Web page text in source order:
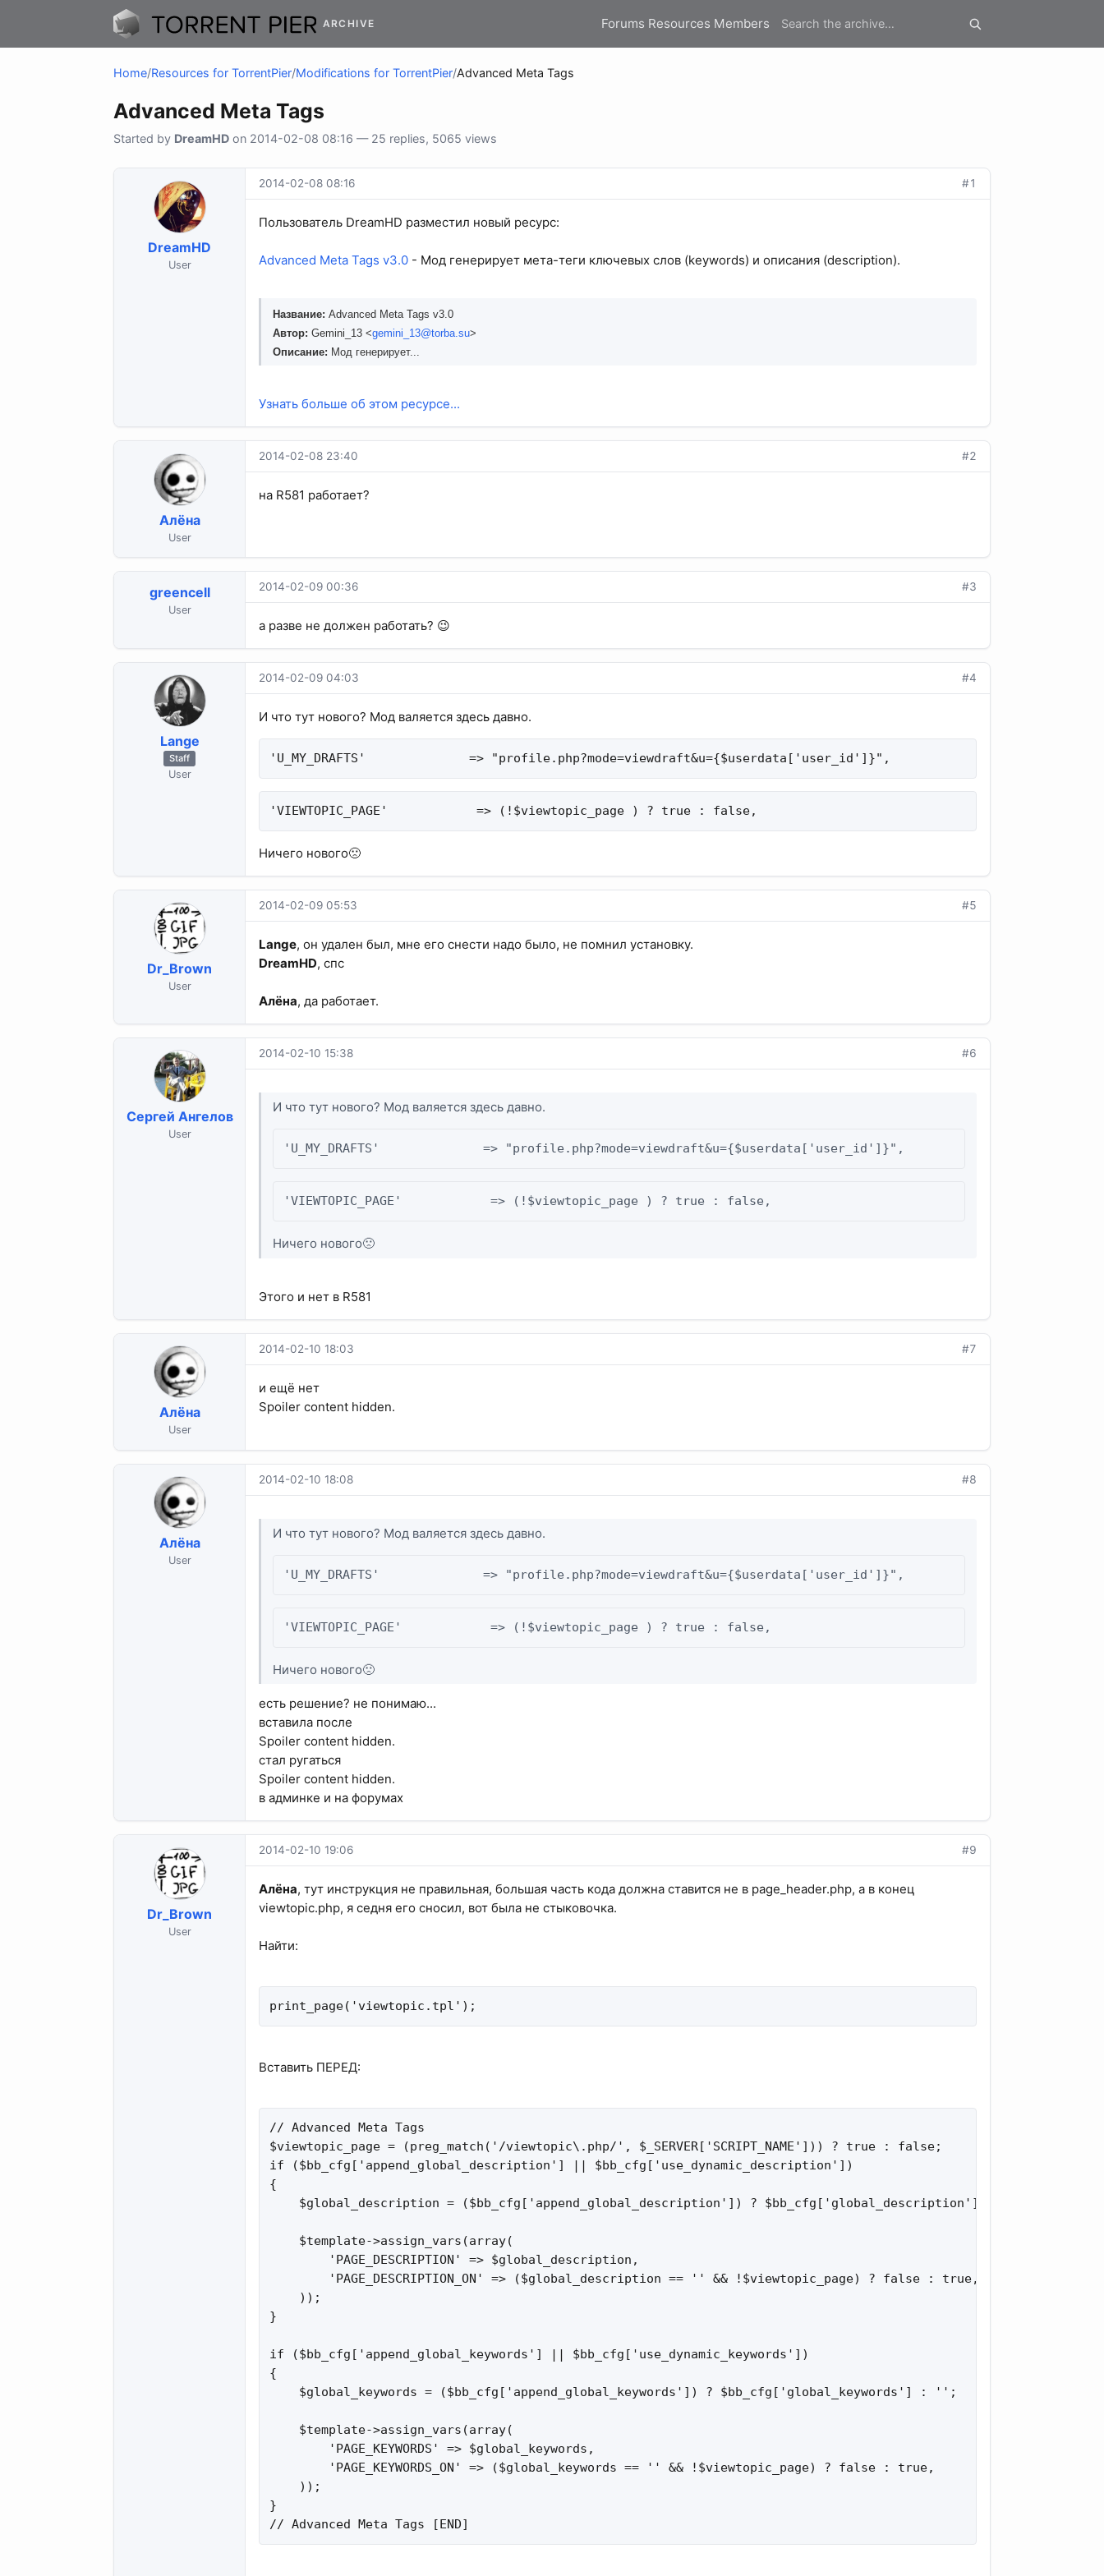
ARCHIVE Forums Resources Members
Home/Resources for TorrentPier/Modifications for TorrentPier/Advanced Meta Tags
Advanced Meta Tags
Started by DreamHD on 2014-02-08 08:16 — 25 replies, 5065 views
DreamHD
User
2014-02-08 08:16 #1
Пользователь DreamHD разместил новый ресурс:
Advanced Meta Tags v3.0 - Мод генерирует мета-теги ключевых слов (keywords) и описания (description).
Название: Advanced Meta Tags v3.0
Автор: Gemini_13 <gemini_13@torba.su>
Описание: Мод генерирует...
Узнать больше об этом ресурсе...
Алёна
User
2014-02-08 23:40 #2
на R581 работает?
greencell
User
2014-02-09 00:36 #3
а разве не должен работать? 😉
Lange
Staff
User
2014-02-09 04:03 #4
И что тут нового? Мод валяется здесь давно.
'U_MY_DRAFTS'              => "profile.php?mode=viewdraft&u={$userdata['user_id']}",
'VIEWTOPIC_PAGE'            => (!$viewtopic_page ) ? true : false,
Ничего нового🙁
Dr_Brown
User
2014-02-09 05:53 #5
Lange, он удален был, мне его снести надо было, не помнил установку.
DreamHD, спс
Алёна, да работает.
Сергей Ангелов
User
2014-02-10 15:38 #6
И что тут нового? Мод валяется здесь давно.
'U_MY_DRAFTS'              => "profile.php?mode=viewdraft&u={$userdata['user_id']}",
'VIEWTOPIC_PAGE'            => (!$viewtopic_page ) ? true : false,
Ничего нового🙁
Этого и нет в R581
Алёна
User
2014-02-10 18:03 #7
и ещё нет
Spoiler content hidden.
Алёна
User
2014-02-10 18:08 #8
И что тут нового? Мод валяется здесь давно.
'U_MY_DRAFTS'              => "profile.php?mode=viewdraft&u={$userdata['user_id']}",
'VIEWTOPIC_PAGE'            => (!$viewtopic_page ) ? true : false,
Ничего нового🙁
есть решение? не понимаю...
вставила после
Spoiler content hidden.
стал ругаться
Spoiler content hidden.
в админке и на форумах
Dr_Brown
User
2014-02-10 19:06 #9
Алёна, тут инструкция не правильная, большая часть кода должна ставится не в page_header.php, а в конец
viewtopic.php, я седня его сносил, вот была не стыковочка.
Найти:
print_page('viewtopic.tpl');
Вставить ПЕРЕД:
// Advanced Meta Tags
$viewtopic_page = (preg_match('/viewtopic\.php/', $_SERVER['SCRIPT_NAME'])) ? true : false;
if ($bb_cfg['append_global_description'] || $bb_cfg['use_dynamic_description'])
{
    $global_description = ($bb_cfg['append_global_description']) ? $bb_cfg['global_description'] : '';
    $template->assign_vars(array(
        'PAGE_DESCRIPTION' => $global_description,
        'PAGE_DESCRIPTION_ON' => ($global_description == '' && !$viewtopic_page) ? false : true,
    ));
}
if ($bb_cfg['append_global_keywords'] || $bb_cfg['use_dynamic_keywords'])
{
    $global_keywords = ($bb_cfg['append_global_keywords']) ? $bb_cfg['global_keywords'] : '';
    $template->assign_vars(array(
        'PAGE_KEYWORDS' => $global_keywords,
        'PAGE_KEYWORDS_ON' => ($global_keywords == '' && !$viewtopic_page) ? false : true,
    ));
}
// Advanced Meta Tags [END]